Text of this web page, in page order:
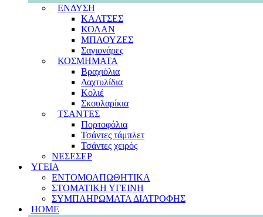
ΕΝΔΥΣΗ
ΚΑΛΤΣΕΣ
ΚΟΛΑΝ
ΜΠΛΟΥΖΕΣ
Σαγιονάρες
ΚΟΣΜΗΜΑΤΑ
Βραχιόλια
Δαχτυλίδια
Κολιέ
Σκουλαρίκια
ΤΣΑΝΤΕΣ
Πορτοφόλια
Τσάντες τάμπλετ
Τσάντες χειρός
ΝΕΣΕΣΕΡ
ΥΓΕΙΑ
ΕΝΤΟΜΟΑΠΩΘΗΤΙΚΑ
ΣΤΟΜΑΤΙΚΗ ΥΓΕΙΝΗ
ΣΥΜΠΛΗΡΩΜΑΤΑ ΔΙΑΤΡΟΦΗΣ
HOME